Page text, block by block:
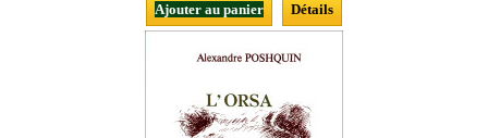
Ajouter au panier Détails